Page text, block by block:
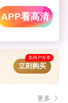
APP看高清
新用户专享
立刻购买
更多